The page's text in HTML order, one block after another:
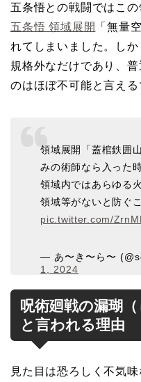
五条悟との戦闘ではこ
五条悟 領域展開
「無量
れてしまいました。し
規格外なだけであり、
のはほぼ不可能と言える
領域展開「蓋棺鉄囲
みの術師なら入った
領域内ではあらゆる
領域等がないと防ぐ
pic.twitter.com/
— あ〜き〜ら〜
1, 2024
呪術廻戦の漏瑚
と言われる理由
見た目は恐ろしく不気